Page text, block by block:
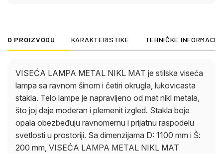
privlačno i udobno osvetljenje.
O PROIZVODU KARAKTERISTIKE TEHNIČKE
VISEĆA LAMPA METAL NIKL MAT je stilska viseća
lampa sa ravnom šinom i četiri okrugla, lukovicasta
stakla. Telo lampe je napravljeno od mat nikl metala,
što joj daje moderan i plemenit izgled. Stakla boje
opala obezbeđuju ravnomernu i prijatnu raspodelu
svetlosti u prostoriji. Sa dimenzijama D: 1100 mm i Š:
200 mm, VISEĆA LAMPA METAL NIKL MAT